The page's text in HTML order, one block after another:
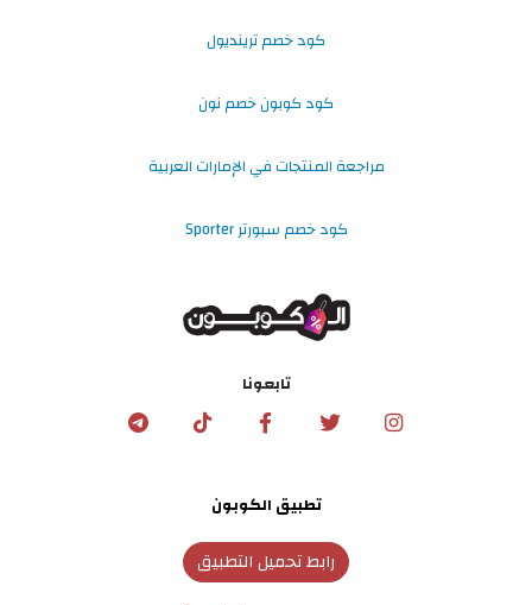
كود خصم ترينديول
كود كوبون خصم نون
مراجعة المنتجات في الإمارات العربية
كود خصم سبورتر Sporter
تابعونا
تطبيق الكوبون
رابط تحميل التطبيق